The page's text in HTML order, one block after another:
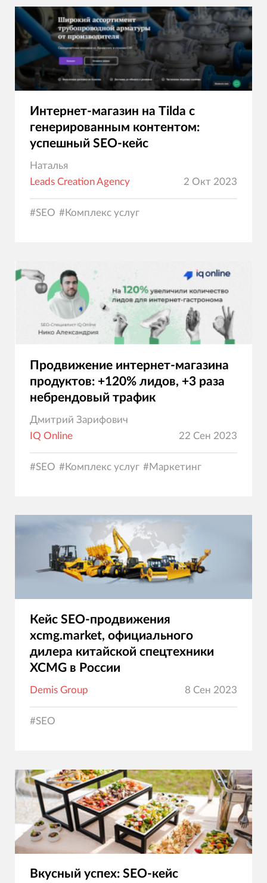
Интернет-магазин на Tilda с
генерированным контентом:
успешный SEO-кейс
Наталья
Leads Creation Agency
2 Окт 2023
#SEO #Комплекс услуг
Продвижение интернет-магазина
продуктов: +120% лидов, +3 раза
небрендовый трафик
Дмитрий Зарифович
IQ Online
22 Сен 2023
#SEO #Комплекс услуг #Маркетинг
Кейс SEO-продвижения
xcmg.market, официального
дилера китайской спецтехники
XCMG в России
Demis Group 8 Сен 2023
#SEO
Вкусный успех: SEO-кейс